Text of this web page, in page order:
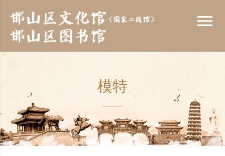
menu
模特